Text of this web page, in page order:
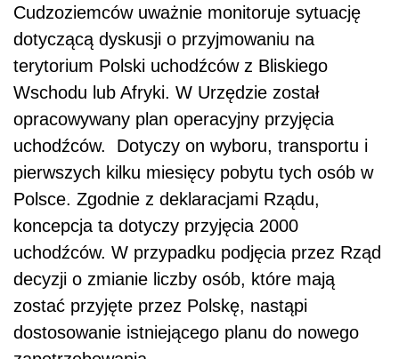
Cudzoziemców uważnie monitoruje sytuację
dotyczącą dyskusji o przyjmowaniu na
terytorium Polski uchodźców z Bliskiego
Wschodu lub Afryki. W Urzędzie został
opracowywany plan operacyjny przyjęcia
uchodźców. Dotyczy on wyboru, transportu i
pierwszych kilku miesięcy pobytu tych osób w
Polsce. Zgodnie z deklaracjami Rządu,
koncepcja ta dotyczy przyjęcia 2000
uchodźców. W przypadku podjęcia przez Rząd
decyzji o zmianie liczby osób, które mają
zostać przyjęte przez Polskę, nastąpi
dostosowanie istniejącego planu do nowego